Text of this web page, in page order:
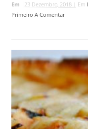
Em 23 Dezembro, 2018 | Em
Primeiro A Comentar